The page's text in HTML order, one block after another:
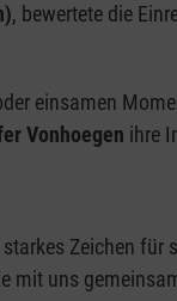
, bewertete die
einsamen
Vonhoegen ihre
Zeichen für
mit uns